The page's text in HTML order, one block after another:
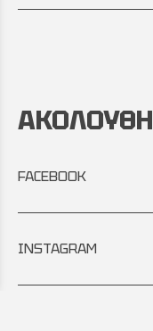
FACEBOOK
INSTAGRAM